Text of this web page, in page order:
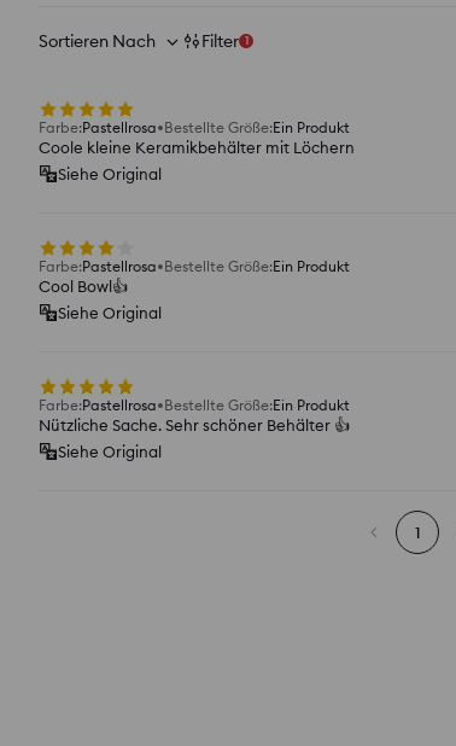
Sortieren Nach Filter 1
Farbe:Pastellrosa Bestellte Größe:Ein Produkt
Coole kleine Keramikbehälter mit Löchern
Siehe Original
Farbe:Pastellrosa Bestellte Größe:Ein Produkt
Cool Bowl👍️
Siehe Original
Farbe:Pastellrosa Bestellte Größe:Ein Produkt
Nützliche Sache. Sehr schöner Behälter 👍️
Siehe Original
1